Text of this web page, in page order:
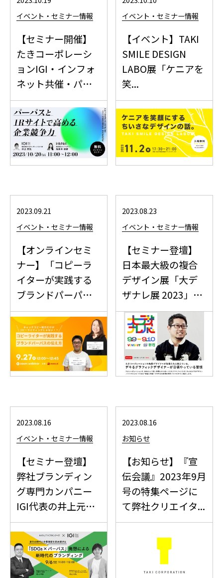
イベント・セミナー情報
【セミナー開催】
たきコーポレーシ
ョンIGI・インフォ
ネット共催・パー
パ...
イベント・セミナー情報
【イベント】TAKI
SMILE DESIGN
LABO展「ケニアを
笑...
2023.09.21
イベント・セミナー情報
【オンラインセミ
ナー】「コピーラ
イターが実践する
ブランドパーパス
の伝え...
2023.08.23
イベント・セミナー情報
【セミナー登壇】
日本最大級の複合
デザイン展「大デ
ザナレ展 2023」
に...
2023.08.16
イベント・セミナー情報
【セミナー登壇】
弊社ブランディン
グ専門カンパニー
IGI代表の井上元
気。
2023.08.16
お知らせ
【お知らせ】『宣
伝会議』2023年9月
号の特集ページに
て弊社クリエイタ...